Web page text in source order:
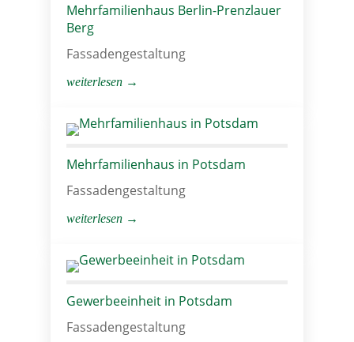
Mehrfamilienhaus Berlin-Prenzlauer
Berg
Fassadengestaltung
weiterlesen →
Mehrfamilienhaus in Potsdam
Fassadengestaltung
weiterlesen →
Gewerbeeinheit in Potsdam
Fassadengestaltung